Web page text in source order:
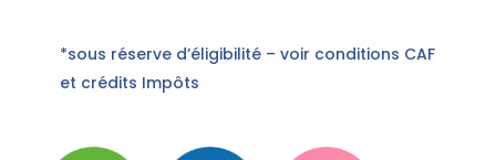
*sous réserve d’éligibilité – voir conditions CAF
et crédits Impôts